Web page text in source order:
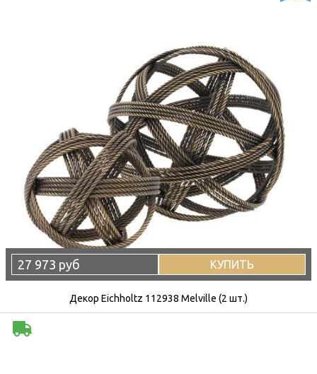
27 973 руб КУПИТЬ
Декор Eichholtz 112938 Melville (2 шт.)